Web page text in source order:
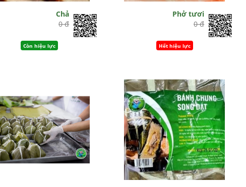
Chả
0 đ
Còn hiệu lực
Phở tươi
0 đ
Hết hiệu lực